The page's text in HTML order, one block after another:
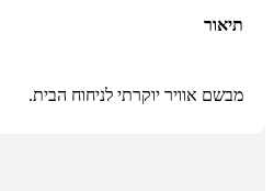
תיאור
מבשם אוויר יוקרתי לניחוח הבית.